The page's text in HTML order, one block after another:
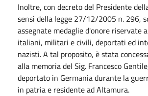
Inoltre, con decreto del Presidente
sensi della legge 27/12/2005 n. 296,
assegnate medaglie d'onore riservate
italiani, militari e civili, deportati ed
nazisti. A tal proposito, è stata
alla memoria del Sig. Francesco
deportato in Germania durante la
in patria e residente ad Altamura.